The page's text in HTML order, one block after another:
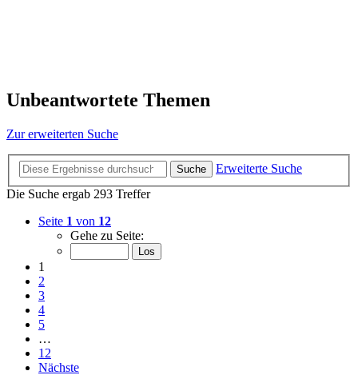
Unbeantwortete Themen
Zur erweiterten Suche
Suche
Erweiterte Suche
Die Suche ergab 293 Treffer
Seite 1 von 12
Gehe zu Seite:
1
2
3
4
5
…
12
Nächste